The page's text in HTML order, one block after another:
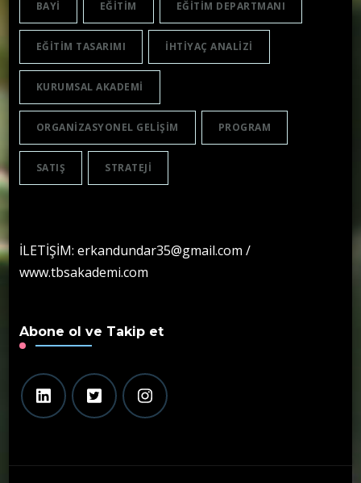
BAYI EĞITIM EĞITIM DEPARTMANI
EĞITIM TASARIMI IHTIYAÇ ANALIZI
KURUMSAL AKADEMI
ORGANIZASYONEL GELIŞIM PROGRAM
SATIŞ STRATEJI
İLETİŞİM: erkandundar35@gmail.com /
www.tbsakademi.com
Abone ol ve Takip et